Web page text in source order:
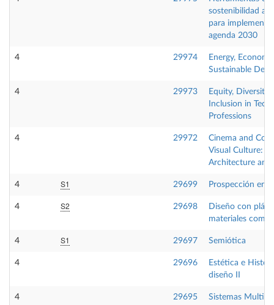
sostenibilidad
para
agenda 2030
4 29974
Energy,
Sustainable
4 29973
Equity, Diversity
Inclusion in
Professions
4 29972
Cinema and
Visual Culture:
Architecture and
4 S1 29699 Prospección en
4 S2 29698
Diseño con
materiales
4 S1 29697 Semiótica
4 29696
Estética e
diseño II
4 29695 Sistemas